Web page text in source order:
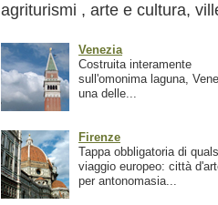
agriturismi , arte e cultura,
Venezia
Costruita interamente
sull'omonima laguna,
una delle...
Firenze
Tappa obbligatoria di
viaggio europeo: città
per antonomasia...